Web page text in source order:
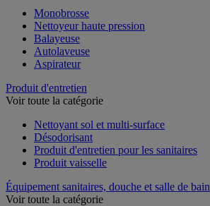
Monobrosse
Nettoyeur haute pression
Balayeuse
Autolaveuse
Aspirateur
Produit d'entretien
Voir toute la catégorie
Nettoyant sol et multi-surface
Désodorisant
Produit d'entretien pour les sanitaires
Produit vaisselle
Équipement sanitaires, douche et salle de bain
Voir toute la catégorie